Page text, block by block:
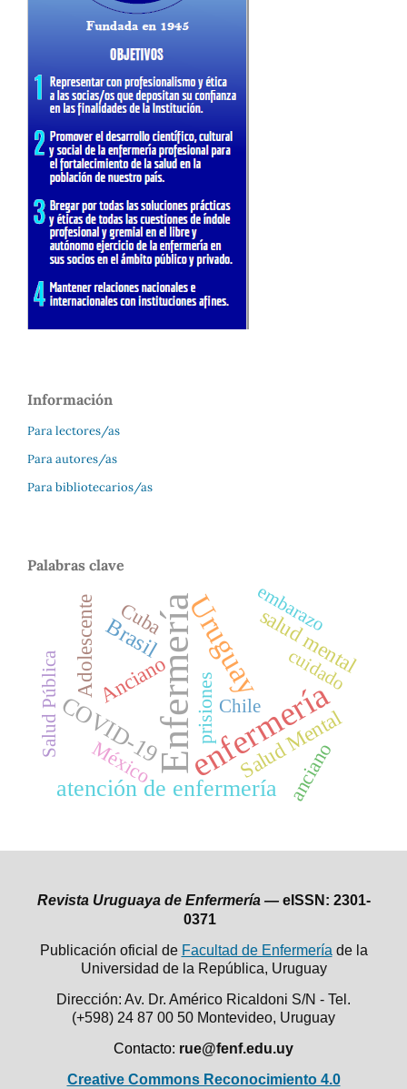
Información
Para lectores/as
Para autores/as
Para bibliotecarios/as
Palabras clave
Enfermeríaenfermería
Uruguay
atención de enfermería
COVID-19
Brasil
Adolescente Anciano
Salud Mental
salud mental
prisiones
México
Cuba
anciano
Salud Pública Chile
cuidado
embarazo
Revista Uruguaya de Enfermería — eISSN: 2301-
0371
Publicación oficial de Facultad de Enfermería de la
Universidad de la República, Uruguay
Dirección: Av. Dr. Américo Ricaldoni S/N - Tel.
(+598) 24 87 00 50 Montevideo, Uruguay
Contacto: rue@fenf.edu.uy
Creative Commons Reconocimiento 4.0